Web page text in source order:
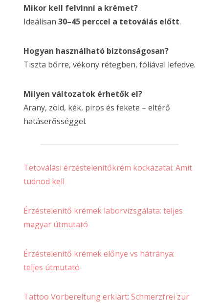
Mikor kell felvinni a krémet?
Ideálisan 30–45 perccel a tetoválás előtt.
Hogyan használható biztonságosan?
Tiszta bőrre, vékony rétegben, fóliával lefedve.
Milyen változatok érhetők el?
Arany, zöld, kék, piros és fekete – eltérő
hatáserősséggel.
Tetoválási érzéstelenítőkrém kockázatai: Amit
tudnod kell
Érzéstelenítő krémek laborvizsgálata: teljes
magyar útmutató
Érzéstelenítő krémek előnye vs hátránya:
teljes útmutató
Tattoo Vorbereitung erklärt: Schmerzfrei zur